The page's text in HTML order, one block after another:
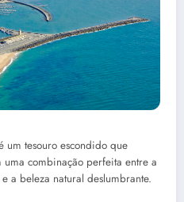
um tesouro escondido que
uma combinação perfeita entre a
a beleza natural deslumbrante.